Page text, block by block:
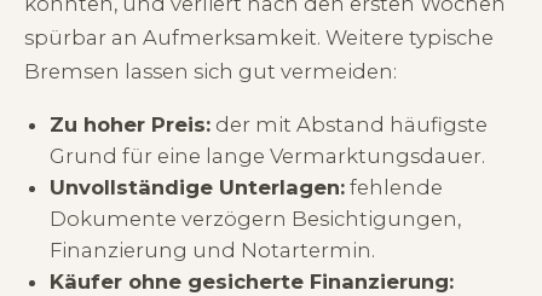
spürbar an Aufmerksamkeit. Weitere typische
Bremsen lassen sich gut vermeiden:
Zu hoher Preis:der mit Abstand häufigste
Grund für eine lange Vermarktungsdauer.
Unvollständige Unterlagen:fehlende
Dokumente verzögern Besichtigungen,
Finanzierung und Notartermin.
Käufer ohne gesicherte Finanzierung: